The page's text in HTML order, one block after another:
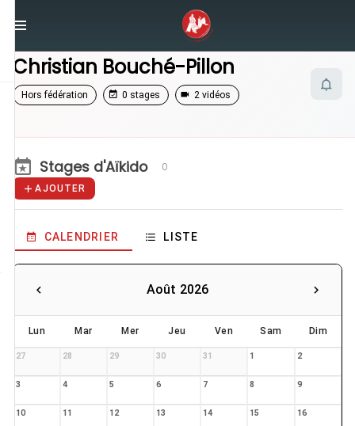
Christian Bouché-Pillon
Christian Bouché-Pillon
Hors fédération 0 stages 2 vidéos
Stages d'Aïkido 0
AJOUTER
CALENDRIER LISTE
Août 2026
Lun Mar Mer Jeu Ven Sam Dim
27 28 29 30 31 1 2
3 4 5 6 7 8 9
10 11 12 13 14 15 16